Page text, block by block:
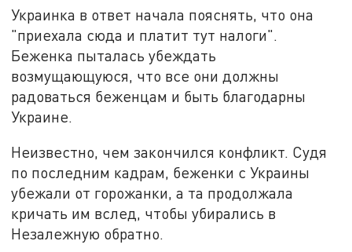
Украинка в ответ начала пояснять, что она
"приехала сюда и платит тут налоги".
Беженка пыталась убеждать
возмущающуюся, что все они должны
радоваться беженцам и быть благодарны
Украине.
Неизвестно, чем закончился конфликт. Судя
по последним кадрам, беженки с Украины
убежали от горожанки, а та продолжала
кричать им вслед, чтобы убирались в
Незалежную обратно.